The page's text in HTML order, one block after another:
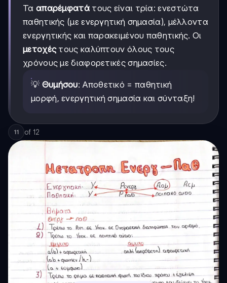
Τα απαρέμφατάτους είναι τρία: ενεστώτα
παθητικής (με ενεργητική σημασία), μέλλοντα
ενεργητικής και παρακειμένου παθητικής. Οι
μετοχέςτους καλύπτουν όλους τους
χρόνους με διαφορετικές σημασίες.
💡 Θυμήσου: Αποθετικό = παθητική
μορφή, ενεργητική σημασία και σύνταξη!
11 of 12